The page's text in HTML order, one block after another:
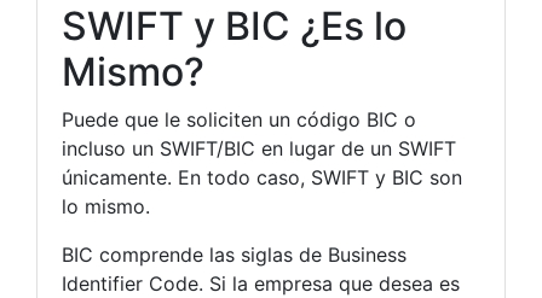
SWIFT y BIC ¿Es lo
Mismo?
Puede que le soliciten un código BIC o
incluso un SWIFT/BIC en lugar de un SWIFT
únicamente. En todo caso, SWIFT y BIC son
lo mismo.
BIC comprende las siglas de Business
Identifier Code. Si la empresa que desea es